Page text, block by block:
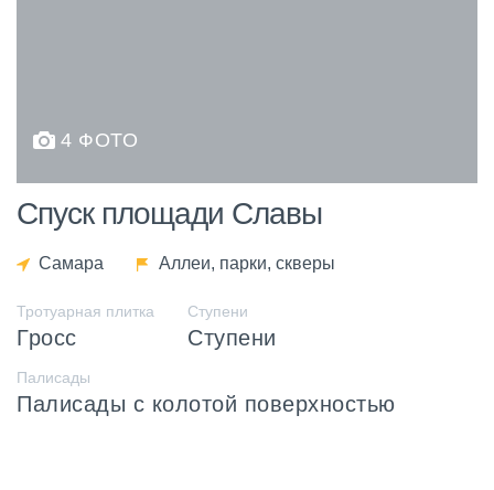
4 ФОТО
Спуск площади Славы
Самара Аллеи, парки, скверы
Тротуарная плитка
Гросс
Ступени
Ступени
Палисады
Палисады с колотой поверхностью